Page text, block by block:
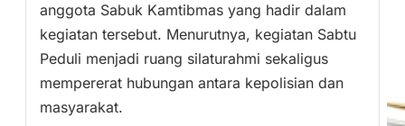
anggota Sabuk Kamtibmas yang hadir dalam
kegiatan tersebut. Menurutnya, kegiatan Sabtu
Peduli menjadi ruang silaturahmi sekaligus
mempererat hubungan antara kepolisian dan
masyarakat.